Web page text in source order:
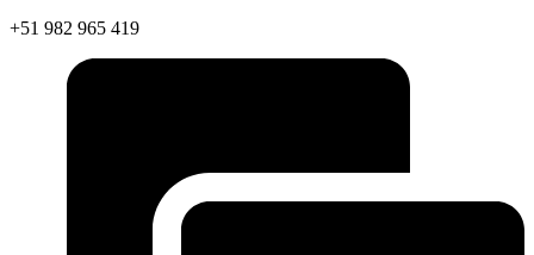
+51 982 965 419